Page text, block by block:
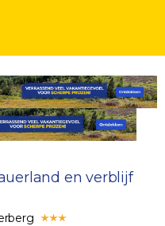
en verblijf